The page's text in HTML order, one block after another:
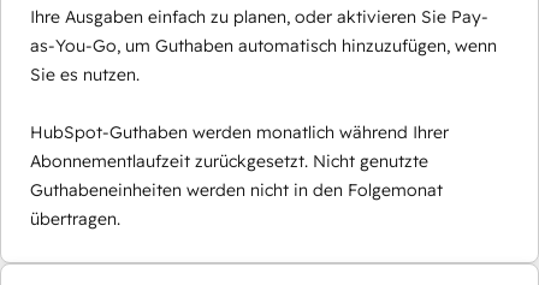
Ihre Ausgaben einfach zu planen, oder aktivieren Sie Pay-
as-You-Go, um Guthaben automatisch hinzuzufügen, wenn
Sie es nutzen.
HubSpot-Guthaben werden monatlich während Ihrer
Abonnementlaufzeit zurückgesetzt. Nicht genutzte
Guthabeneinheiten werden nicht in den Folgemonat
übertragen.